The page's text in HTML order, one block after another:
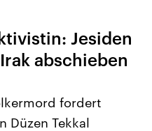
Jesiden
abschieben
fordert
Düzen Tekkal